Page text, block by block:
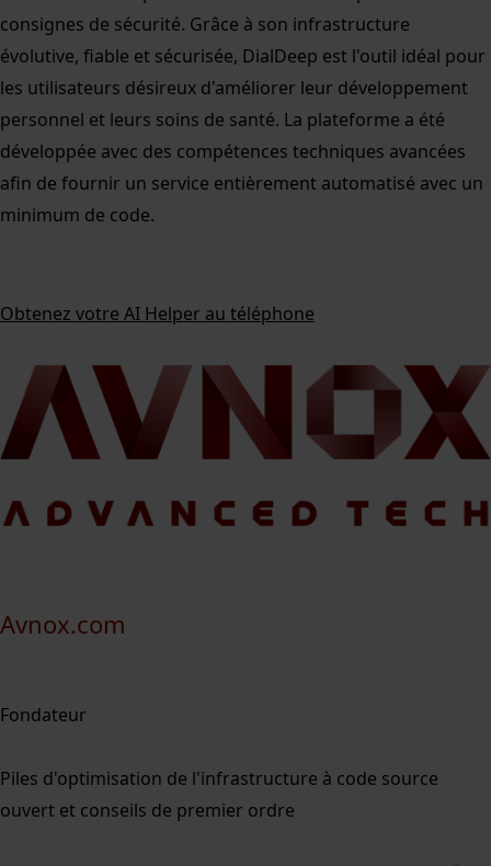
consignes de sécurité. Grâce à son infrastructure
évolutive, fiable et sécurisée, DialDeep est l'outil idéal pour
les utilisateurs désireux d'améliorer leur développement
personnel et leurs soins de santé. La plateforme a été
développée avec des compétences techniques avancées
afin de fournir un service entièrement automatisé avec un
minimum de code.
Obtenez votre AI Helper au téléphone
Avnox.com
Fondateur
Piles d'optimisation de l'infrastructure à code source
ouvert et conseils de premier ordre